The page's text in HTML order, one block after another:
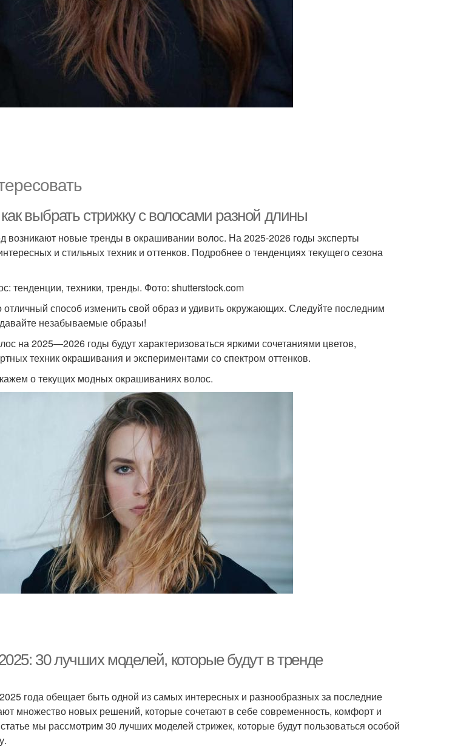
выбрать стрижку с волосами разной длины
возникают новые тренды в окрашивании волос. На 2025-2026 годы эксперты
и стильных техник и оттенков. Подробнее о тенденциях текущего сезона
тенденции, техники, тренды. Фото: shutterstock.com
способ изменить свой образ и удивить окружающих. Следуйте последним
незабываемые образы!
на 2025—2026 годы будут характеризоваться яркими сочетаниями цветов,
техник окрашивания и экспериментами со спектром оттенков.
о текущих модных окрашиваниях волос.
30 лучших моделей, которые будут в тренде
года обещает быть одной из самых интересных и разнообразных за последние
множество новых решений, которые сочетают в себе современность, комфорт и
мы рассмотрим 30 лучших моделей стрижек, которые будут пользоваться особой